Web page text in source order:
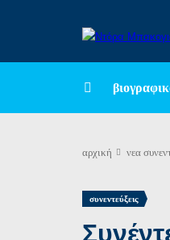
αρχική νεα
συνεντεύξεις